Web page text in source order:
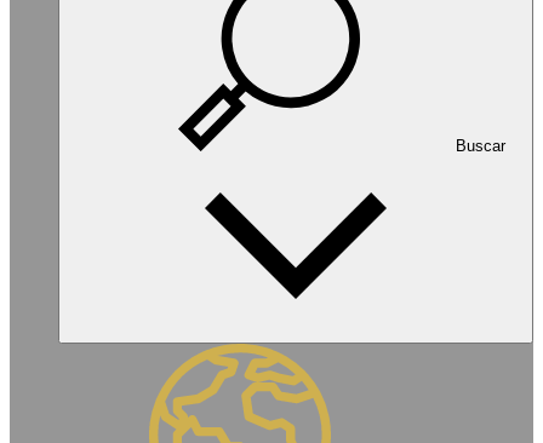
Buscar